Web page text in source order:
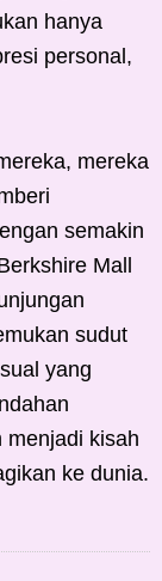
hanya
personal,
mereka
semakin
Mall
sudut
yang
menjadi kisah
ke dunia.